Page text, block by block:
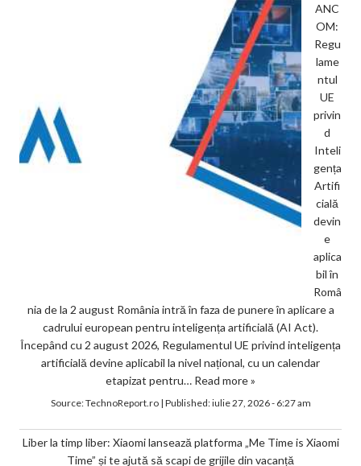
ANC
OM:
Regu
lame
ntul
UE
privin
d
Inteli
gența
Artifi
cială
devin
e
aplica
bil în
Româ
nia de la 2 august România intră în faza de punere în aplicare a
cadrului european pentru inteligența artificială (AI Act).
Începând cu 2 august 2026, Regulamentul UE privind inteligența
artificială devine aplicabil la nivel național, cu un calendar
etapizat pentru… Read more »
Source:TechnoReport.ro| Published:iulie 27, 2026 - 6:27 am
Liber la timp liber: Xiaomi lansează platforma „Me Time is Xiaomi
Time” și te ajută să scapi de grijile din vacanță